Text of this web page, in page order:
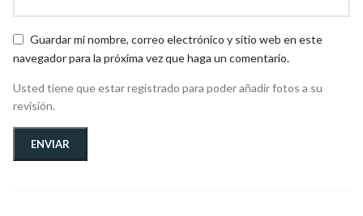
Guardar mi nombre, correo electrónico y sitio web en este
navegador para la próxima vez que haga un comentario.
Usted tiene que estar registrado para poder añadir fotos a su
revisión.